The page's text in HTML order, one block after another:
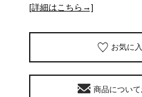
[詳細はこちら→]
お気に
商品につい